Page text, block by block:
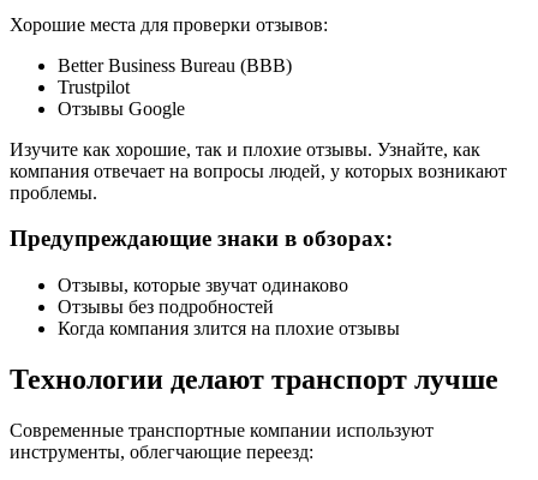
Хорошие места для проверки отзывов:
Better Business Bureau (BBB)
Trustpilot
Отзывы Google
Изучите как хорошие, так и плохие отзывы. Узнайте, как
компания отвечает на вопросы людей, у которых возникают
проблемы.
Предупреждающие знаки в обзорах:
Отзывы, которые звучат одинаково
Отзывы без подробностей
Когда компания злится на плохие отзывы
Технологии делают транспорт лучше
Современные транспортные компании используют
инструменты, облегчающие переезд: